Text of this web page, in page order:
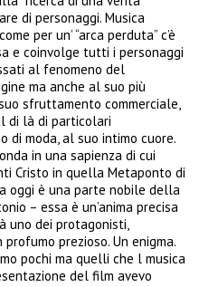
di personaggi. Musica
per un’ “arca perduta” c’è
e coinvolge tutti i personaggi
al fenomeno del
ma anche al suo più
sfruttamento commerciale,
di là di particolari
di moda, al suo intimo cuore.
in una sapienza di cui
Cristo in quella Metaponto di
oggi è una parte nobile della
– essa è un’anima precisa
uno dei protagonisti,
prezioso. Un enigma.
pochi ma quelli che l musica
del film avevo